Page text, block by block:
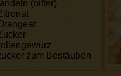
(bitter)
zum Bestäuben